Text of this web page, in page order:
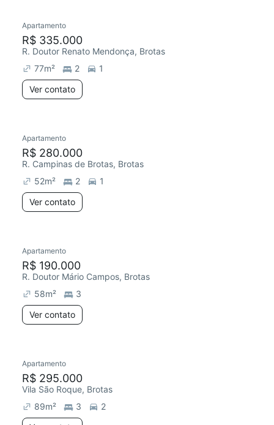
Apartamento
R$ 335.000
R. Doutor Renato Mendonça, Brotas
77m² 2
1
Ver contato
Apartamento
R$ 280.000
R. Campinas de Brotas, Brotas
52m² 2
1
Ver contato
Apartamento
R$ 190.000
R. Doutor Mário Campos, Brotas
58m²
3
Ver contato
Apartamento
R$ 295.000
Vila São Roque, Brotas
89m² 3
2